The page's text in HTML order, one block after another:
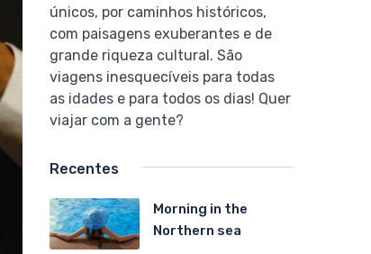
únicos, por caminhos históricos,
com paisagens exuberantes e de
grande riqueza cultural. São
viagens inesquecíveis para todas
as idades e para todos os dias! Quer
viajar com a gente?
Recentes
Morning in the
Northern sea